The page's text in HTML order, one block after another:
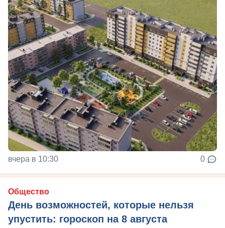
вчера в 10:30 0
Общество
День возможностей, которые нельзя
упустить: гороскоп на 8 августа